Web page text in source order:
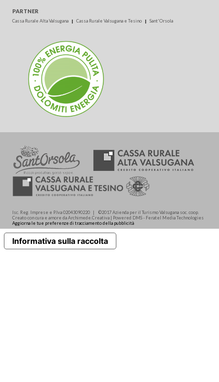
PARTNER
Cassa Rurale Alta Valsugana Cassa Rurale Valsugana e Tesino Sant'Orsola
Isc. Reg. Imprese e P.Iva 02043090220 | ©2017 Azienda per il Turismo Valsugana soc. coop.
Creato con cura e amore da Archimede.Creativa | Powered DMS - Feratel Media Technologies
Aggiorna le tue preferenze di tracciamento della pubblicità
Informativa sulla raccolta